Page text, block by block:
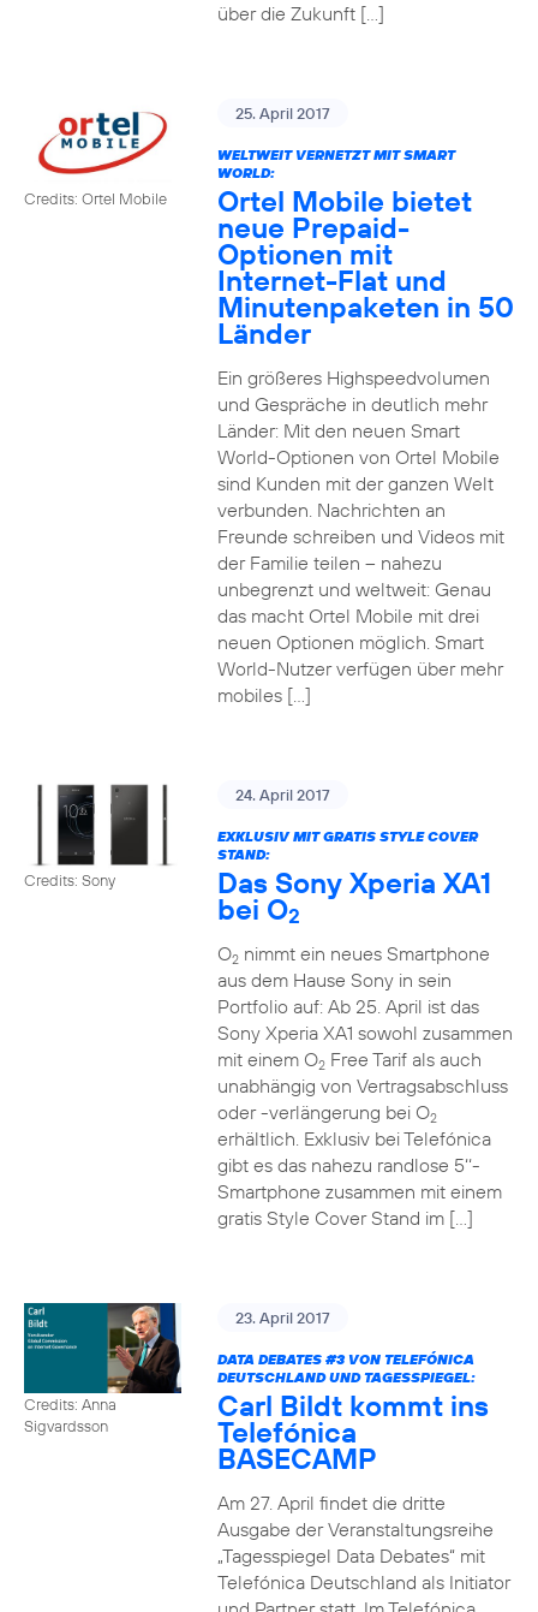
über die Zukunft […]
Credits: Ortel Mobile
25. April 2017
WELTWEIT VERNETZT MIT SMART
WORLD:
Ortel Mobile bietet
neue Prepaid-
Optionen mit
Internet-Flat und
Minutenpaketen in 50
Länder
Ein größeres Highspeedvolumen
und Gespräche in deutlich mehr
Länder: Mit den neuen Smart
World-Optionen von Ortel Mobile
sind Kunden mit der ganzen Welt
verbunden. Nachrichten an
Freunde schreiben und Videos mit
der Familie teilen – nahezu
unbegrenzt und weltweit: Genau
das macht Ortel Mobile mit drei
neuen Optionen möglich. Smart
World-Nutzer verfügen über mehr
mobiles […]
Credits: Sony
24. April 2017
EXKLUSIV MIT GRATIS STYLE COVER
STAND:
Das Sony Xperia XA1
bei O2
O2nimmt ein neues Smartphone
aus dem Hause Sony in sein
Portfolio auf: Ab 25. April ist das
Sony Xperia XA1 sowohl zusammen
mit einem O2Free Tarif als auch
unabhängig von Vertragsabschluss
oder -verlängerung bei O2
erhältlich. Exklusiv bei Telefónica
gibt es das nahezu randlose 5‘‘-
Smartphone zusammen mit einem
gratis Style Cover Stand im […]
Credits: Anna
Sigvardsson
23. April 2017
DATA DEBATES #3VON TELEFÓNICA
DEUTSCHLAND UND TAGESSPIEGEL:
Carl Bildt kommt ins
Telefónica
BASECAMP
Am 27. April findet die dritte
Ausgabe der Veranstaltungsreihe
„Tagesspiegel Data Debates“ mit
Telefónica Deutschland als Initiator